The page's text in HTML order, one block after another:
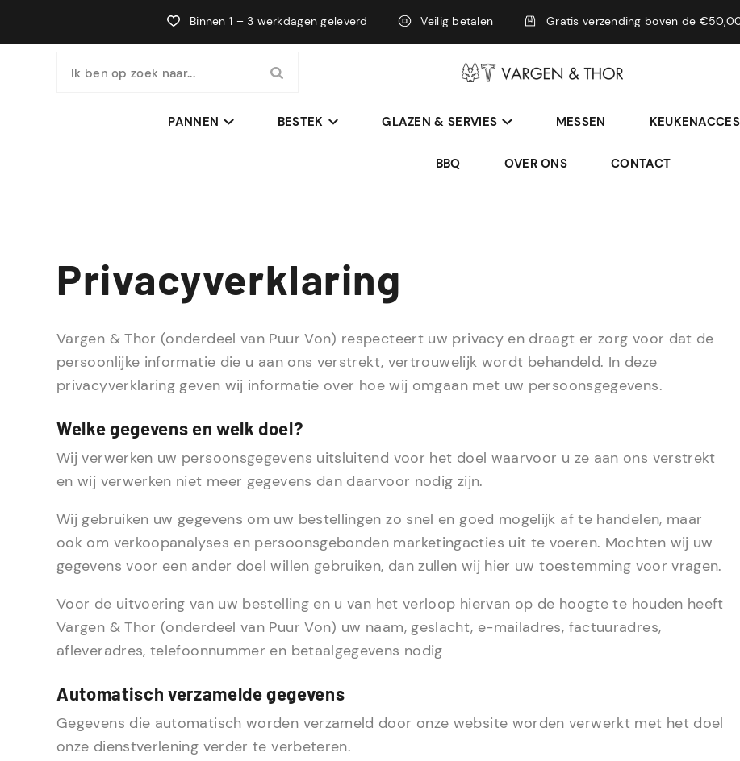
Binnen 1 – 3 werkdagen geleverd Veilig betalen Gratis verzending boven de
Ik ben op zoek naar...
PANNEN BESTEK GLAZEN & SERVIES MESSEN
BBQ OVER ONS CONTACT
Privacyverklaring
Vargen & Thor (onderdeel van Puur Von) respecteert uw privacy en draagt er zorg voor dat de
persoonlijke informatie die u aan ons verstrekt, vertrouwelijk wordt behandeld. In deze
privacyverklaring geven wij informatie over hoe wij omgaan met uw persoonsgegevens.
Welke gegevens en welk doel?
Wij verwerken uw persoonsgegevens uitsluitend voor het doel waarvoor u ze aan ons verstrekt
en wij verwerken niet meer gegevens dan daarvoor nodig zijn.
Wij gebruiken uw gegevens om uw bestellingen zo snel en goed mogelijk af te handelen, maar
ook om verkoopanalyses en persoonsgebonden marketingacties uit te voeren. Mochten wij uw
gegevens voor een ander doel willen gebruiken, dan zullen wij hier uw toestemming voor vragen.
Voor de uitvoering van uw bestelling en u van het verloop hiervan op de hoogte te houden heeft
Vargen & Thor (onderdeel van Puur Von) uw naam, geslacht, e-mailadres, factuuradres,
afleveradres, telefoonnummer en betaalgegevens nodig
Automatisch verzamelde gegevens
Gegevens die automatisch worden verzameld door onze website worden verwerkt met het doel
onze dienstverlening verder te verbeteren.